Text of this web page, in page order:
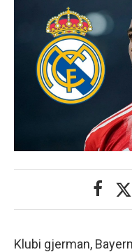
Klubi gjerman,